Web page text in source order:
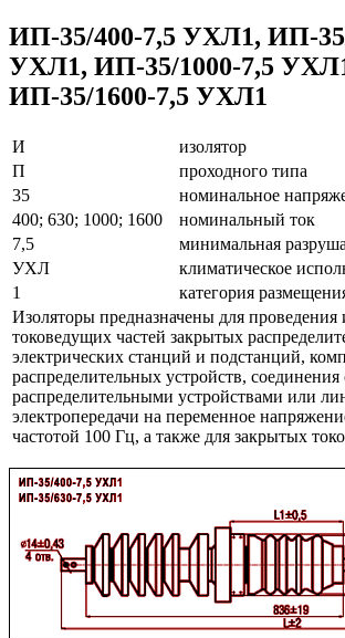
ИП-35/400-7,5 УХЛ1, ИП-
УХЛ1, ИП-35/1000-7,5
ИП-35/1600-7,5 УХЛ1
И
изолятор
П
проходного типа
35
номинальное
400; 630; 1000; 1600
номинальный ток
7,5
минимальная
УХЛ
климатическое
1
категория
Изоляторы предназначены для проведения
токоведущих частей закрытых
электрических станций и подстанций,
распределительных устройств,
распределительными устройствами или
электропередачи на переменное
частотой 100 Гц, а также для закрытых